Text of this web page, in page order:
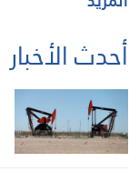
أحدث الأخبار